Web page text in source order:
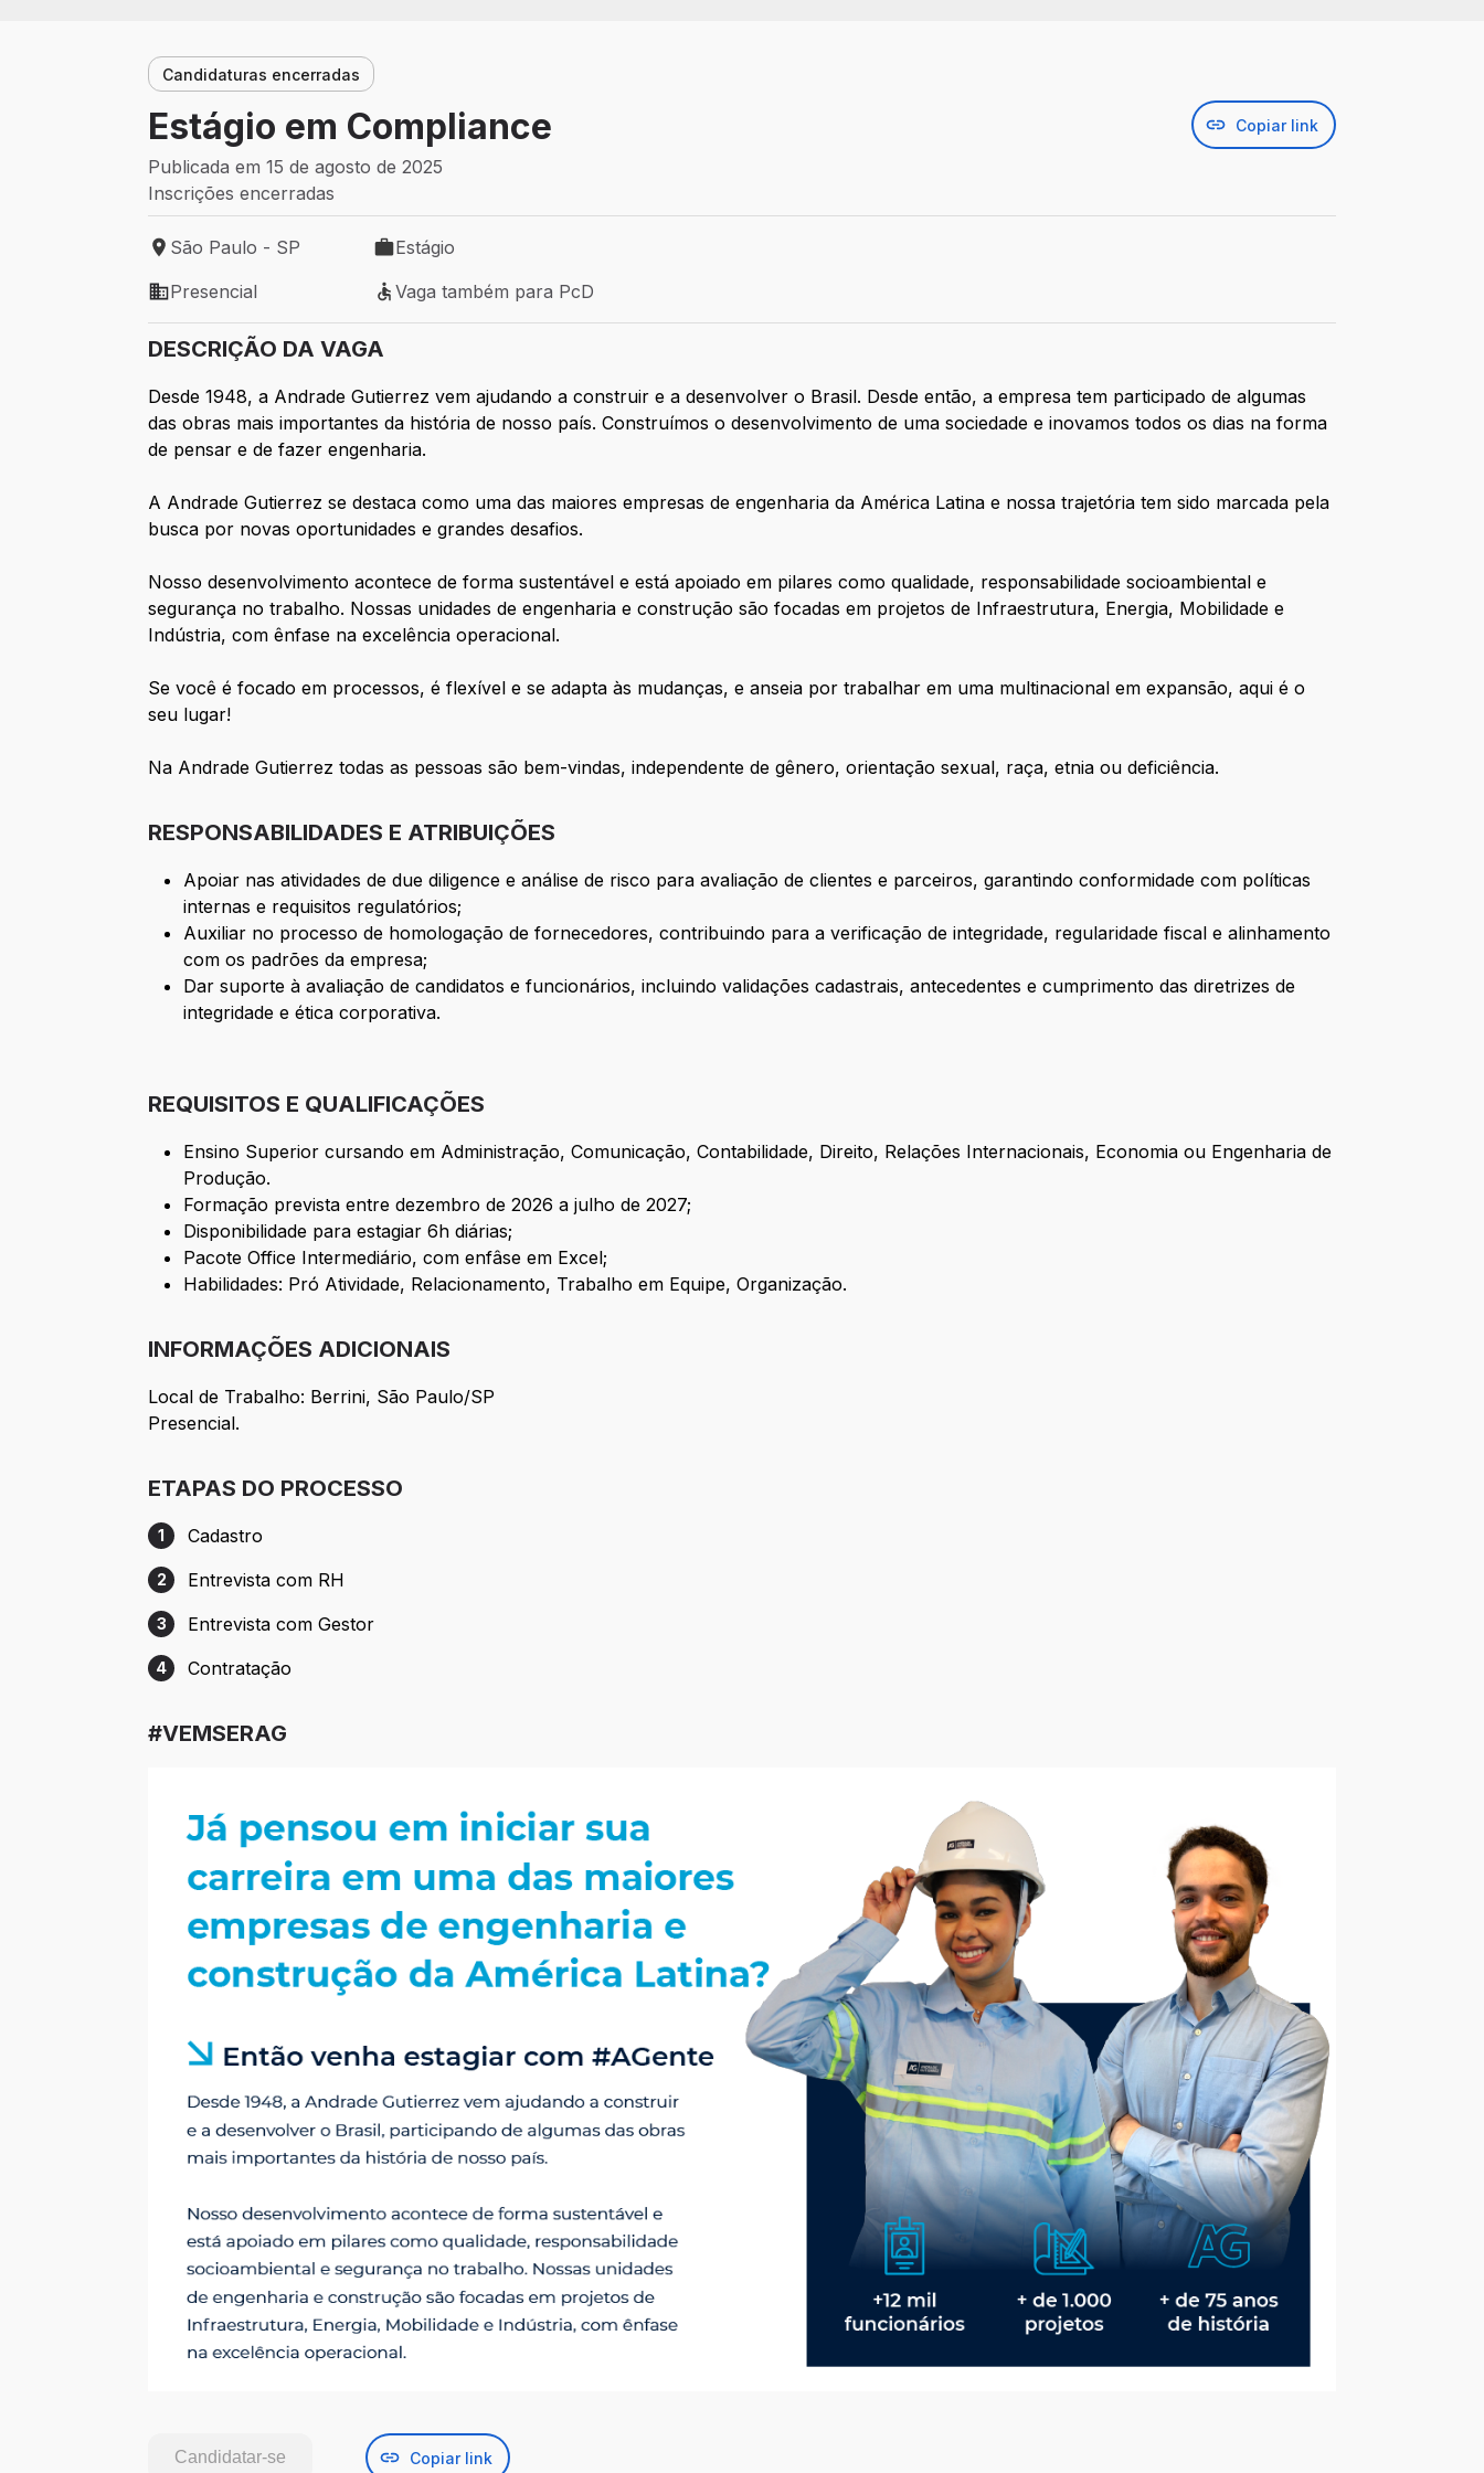
Candidaturas encerradas
Estágio em Compliance Copiar link
Publicada em 15 de agosto de 2025
Inscrições encerradas
Local de trabalho: São Paulo - SP
São Paulo - SP
Tipo de vaga: Estágio
Estágio
Modelo de trabalho: Presencial
Presencial
Vaga também para PcD
Vaga também para PcD
DESCRIÇÃO DA VAGA
Desde 1948, a Andrade Gutierrez vem ajudando a construir e a desenvolver o Brasil. Desde então, a empresa tem participado de algumas
das obras mais importantes da história de nosso país. Construímos o desenvolvimento de uma sociedade e inovamos todos os dias na forma
de pensar e de fazer engenharia.
A Andrade Gutierrez se destaca como uma das maiores empresas de engenharia da América Latina e nossa trajetória tem sido marcada pela
busca por novas oportunidades e grandes desafios.
Nosso desenvolvimento acontece de forma sustentável e está apoiado em pilares como qualidade, responsabilidade socioambiental e
segurança no trabalho. Nossas unidades de engenharia e construção são focadas em projetos de Infraestrutura, Energia, Mobilidade e
Indústria, com ênfase na excelência operacional.
Se você é focado em processos, é flexível e se adapta às mudanças, e anseia por trabalhar em uma multinacional em expansão, aqui é o
seu lugar!
Na Andrade Gutierrez todas as pessoas são bem-vindas, independente de gênero, orientação sexual, raça, etnia ou deficiência.
RESPONSABILIDADES E ATRIBUIÇÕES
Apoiar nas atividades de due diligence e análise de risco para avaliação de clientes e parceiros, garantindo conformidade com políticas
internas e requisitos regulatórios;
Auxiliar no processo de homologação de fornecedores, contribuindo para a verificação de integridade, regularidade fiscal e alinhamento
com os padrões da empresa;
Dar suporte à avaliação de candidatos e funcionários, incluindo validações cadastrais, antecedentes e cumprimento das diretrizes de
integridade e ética corporativa.
REQUISITOS E QUALIFICAÇÕES
Ensino Superior cursando em Administração, Comunicação, Contabilidade, Direito, Relações Internacionais, Economia ou Engenharia de
Produção.
Formação prevista entre dezembro de 2026 a julho de 2027;
Disponibilidade para estagiar 6h diárias;
Pacote Office Intermediário, com enfâse em Excel;
Habilidades: Pró Atividade, Relacionamento, Trabalho em Equipe, Organização.
INFORMAÇÕES ADICIONAIS
Local de Trabalho: Berrini, São Paulo/SP
Presencial.
ETAPAS DO PROCESSO
Etapa 1: Cadastro
1 Cadastro
Etapa 2: Entrevista com RH
2 Entrevista com RH
Etapa 3: Entrevista com Gestor
3 Entrevista com Gestor
Etapa 4: Contratação
4 Contratação
#VEMSERAG
Candidatar-se Copiar link